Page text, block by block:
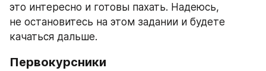
это интересно и готовы пахать. Надеюсь,
не остановитесь на этом задании и будете
качаться дальше.
Первокурсники